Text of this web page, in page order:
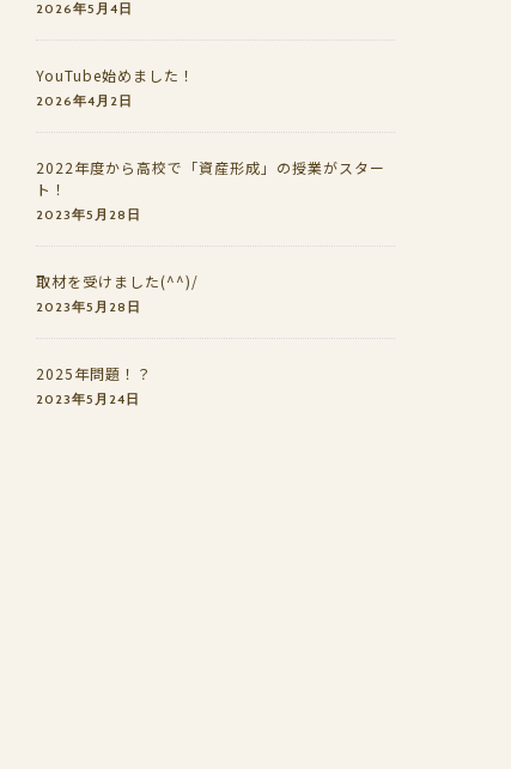
2026年5月4日
YouTube始めました！
2026年4月2日
2022年度から高校で「資産形成」の授業がスター
ト！
2023年5月28日
取材を受けました(^^)/
2023年5月28日
2025年問題！？
2023年5月24日